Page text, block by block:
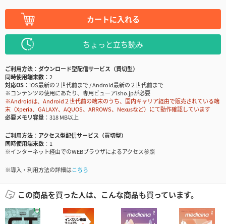
カートに入れる
ちょっと立ち読み
ご利用方法
ダウンロード型配信サービス（買切型）
同時使用端末数
2
対応OS
iOS最新の２世代前まで / Android最新の２世代前まで
※コンテンツの使用にあたり、専用ビューアisho.jpが必要
※Androidは、Android２世代前の端末のうち、国内キャリア経由で販売されている端
末（Xperia、GALAXY、AQUOS、ARROWS、Nexusなど）にて動作確認しています
必要メモリ容量
318 MB以上
ご利用方法
アクセス型配信サービス（買切型）
同時使用端末数
1
※インターネット経由でのWEBブラウザによるアクセス参照
※導入・利用方法の詳細はこちら
この商品を買った人は、こんな商品も買っています。